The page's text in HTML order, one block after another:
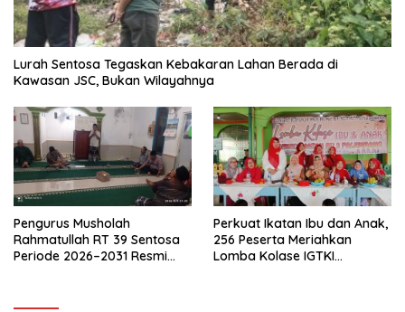
Lurah Sentosa Tegaskan Kebakaran Lahan Berada di
Kawasan JSC, Bukan Wilayahnya
Pengurus Musholah
Rahmatullah RT 39 Sentosa
Periode 2026–2031 Resmi
Perkuat Ikatan Ibu dan Anak,
256 Peserta Meriahkan
Lomba Kolase IGTKI